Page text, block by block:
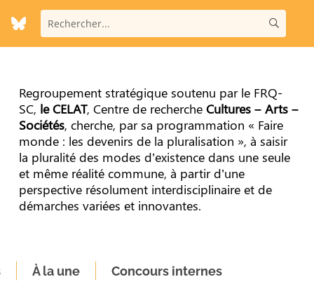
Regroupement stratégique soutenu par le FRQ-
SC, le CELAT, Centre de recherche Cultures – Arts –
Sociétés, cherche, par sa programmation « Faire
monde : les devenirs de la pluralisation », à saisir
la pluralité des modes d’existence dans une seule
et même réalité commune, à partir d’une
perspective résolument interdisciplinaire et de
démarches variées et innovantes.
À la une Concours internes